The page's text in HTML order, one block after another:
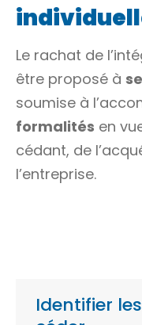
Le rachat de
être proposé à
soumise à
formalités en
cédant, de
l’entreprise.
Identifier